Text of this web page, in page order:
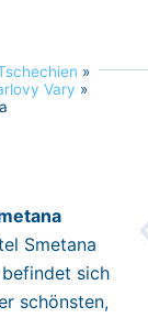
»
Vary »
Smetana
sich
schönsten,